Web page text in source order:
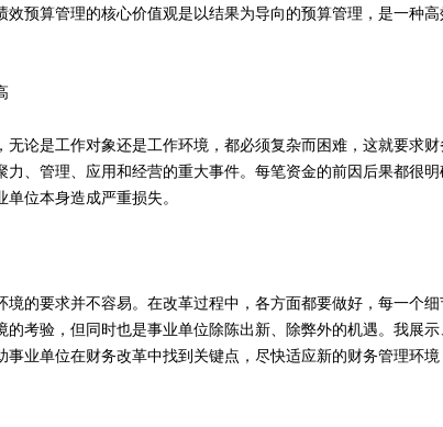
预算管理的核心价值观是以结果为导向的预算管理，是一种
论是工作对象还是工作环境，都必须复杂而困难，这就要求
、管理、应用和经营的重大事件。每笔资金的前因后果都很
位本身造成严重损失。
的要求并不容易。在改革过程中，各方面都要做好，每一个
考验，但同时也是事业单位除陈出新、除弊外的机遇。我展
业单位在财务改革中找到关键点，尽快适应新的财务管理环